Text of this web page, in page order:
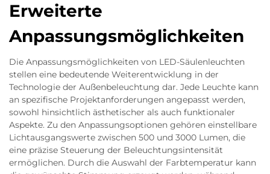
Erweiterte
Anpassungsmöglichkeiten
Die Anpassungsmöglichkeiten von LED-Säulenleuchten
stellen eine bedeutende Weiterentwicklung in der
Technologie der Außenbeleuchtung dar. Jede Leuchte kann
an spezifische Projektanforderungen angepasst werden,
sowohl hinsichtlich ästhetischer als auch funktionaler
Aspekte. Zu den Anpassungsoptionen gehören einstellbare
Lichtausgangswerte zwischen 500 und 3000 Lumen, die
eine präzise Steuerung der Beleuchtungsintensität
ermöglichen. Durch die Auswahl der Farbtemperatur kann